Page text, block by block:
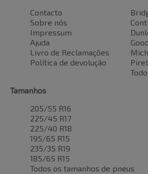
Contacto
Sobre nós
Impressum
Ajuda
Livro de Reclamações
Política de devolução
Tamanhos
205/55 R16
225/45 R17
225/40 R18
195/65 R15
235/35 R19
185/65 R15
Todos os tamanhos de pneus